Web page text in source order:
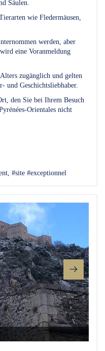
Säulen.
wie Fledermäusen,
werden, aber
eine Voranmeldung
zugänglich und gelten
und Geschichtsliebhaber.
den Sie bei Ihrem Besuch
Orientales nicht
#site #exceptionnel